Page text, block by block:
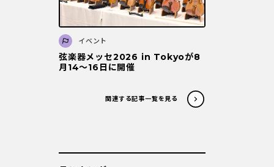
イベント
弦楽器メッセ2026 in Tokyoが8
月14～16日に開催
関連する記事一覧を見る